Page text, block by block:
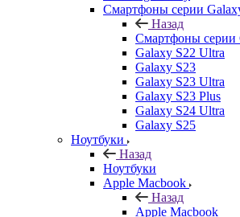
Смартфоны серии
Назад
Смартфоны серии
Galaxy S22 Ultra
Galaxy S23
Galaxy S23 Ultra
Galaxy S23 Plus
Galaxy S24 Ultra
Galaxy S25
Ноутбуки
Назад
Ноутбуки
Apple Macbook
Назад
Apple Macbook